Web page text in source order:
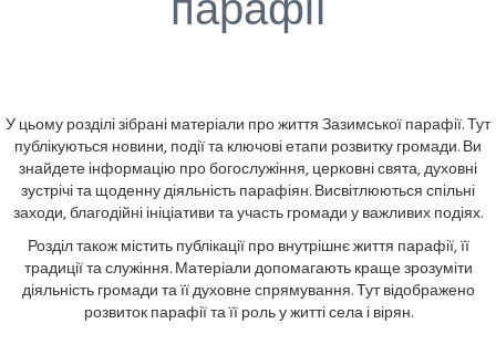
У цьому розділі зібрані матеріали про життя Зазимської парафії. Тут
публікуються новини, події та ключові етапи розвитку громади. Ви
знайдете інформацію про богослужіння, церковні свята, духовні
зустрічі та щоденну діяльність парафіян. Висвітлюються спільні
заходи, благодійні ініціативи та участь громади у важливих подіях.
Розділ також містить публікації про внутрішнє життя парафії, її
традиції та служіння. Матеріали допомагають краще зрозуміти
діяльність громади та її духовне спрямування. Тут відображено
розвиток парафії та її роль у житті села і вірян.